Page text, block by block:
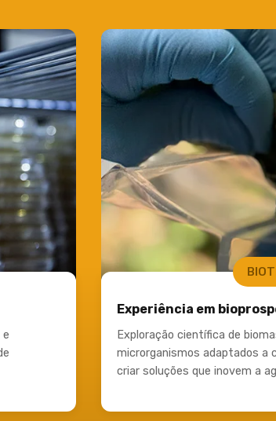
Experiência em
Exploração científica de
microrganismos adaptados a
criar soluções que inovem a